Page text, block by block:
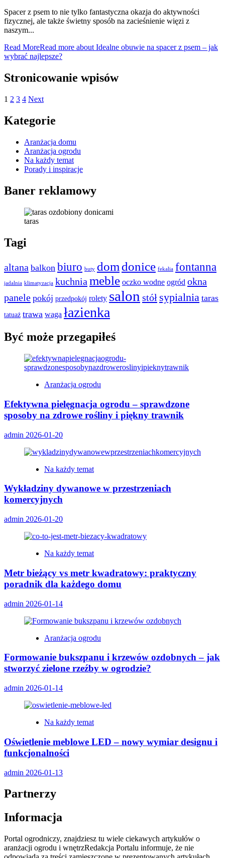
Spacer z psem to nie tylko fantastyczna okazja do aktywności
fizycznej, ale także świetny sposób na zacieśnienie więzi z
naszym...
Read MoreRead more about Idealne obuwie na spacer z psem – jak
wybrać najlepsze?
Stronicowanie wpisów
1 2 3 4 Next
Kategorie
Aranżacja domu
Aranżacja ogrodu
Na każdy temat
Porady i inspiracje
Baner reklamowy
taras
Tagi
altana balkon biuro buty dom donice fekalia fontanna
jadalnia klimatyzacja kuchnia meble oczko wodne ogród okna
panele pokój przedpokój rolety salon stół sypialnia taras
tatuaż trawa waga łazienka
Być może przegapiłeś
Aranżacja ogrodu
Efektywna pielęgnacja ogrodu – sprawdzone
sposoby na zdrowe rośliny i piękny trawnik
admin 2026-01-20
Na każdy temat
Wykładziny dywanowe w przestrzeniach
komercyjnych
admin 2026-01-20
Na każdy temat
Metr bieżący vs metr kwadratowy: praktyczny
poradnik dla każdego domu
admin 2026-01-14
Aranżacja ogrodu
Formowanie bukszpanu i krzewów ozdobnych – jak
stworzyć zielone rzeźby w ogrodzie?
admin 2026-01-14
Na każdy temat
Oświetlenie meblowe LED – nowy wymiar designu i
funkcjonalności
admin 2026-01-13
Partnerzy
Informacja
Portal ogrodniczy, znajdziesz tu wiele ciekawych artykułów o
aranżacji ogrodu i wnętrzRedakcja Portalu informuje, że nie